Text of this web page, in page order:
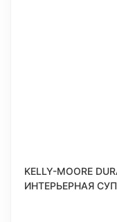
KELLY-MOORE
ИНТЕРЬЕРНАЯ